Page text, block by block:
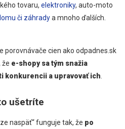
tovaru, elektroniky, auto-moto
či záhradya mnoho ďalších.
porovnávače cien ako odpadnes.sk
že e-shopy sa tým snažia
konkurencii a upravovať ich.
ušetríte
naspäť“ funguje tak, že po